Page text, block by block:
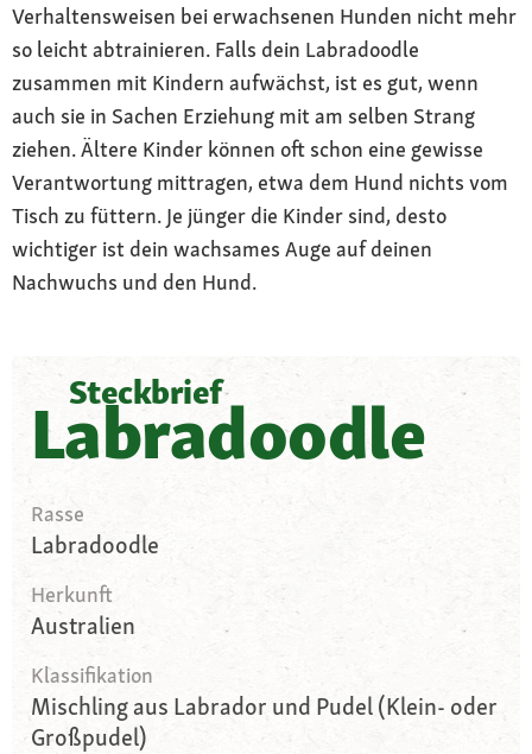
Verhaltensweisen bei erwachsenen Hunden nicht mehr
so leicht abtrainieren. Falls dein Labradoodle
zusammen mit Kindern aufwächst, ist es gut, wenn
auch sie in Sachen Erziehung mit am selben Strang
ziehen. Ältere Kinder können oft schon eine gewisse
Verantwortung mittragen, etwa dem Hund nichts vom
Tisch zu füttern. Je jünger die Kinder sind, desto
wichtiger ist dein wachsames Auge auf deinen
Nachwuchs und den Hund.
Steckbrief
Labradoodle
Rasse
Labradoodle
Herkunft
Australien
Klassifikation
Mischling aus Labrador und Pudel (Klein- oder
Großpudel)